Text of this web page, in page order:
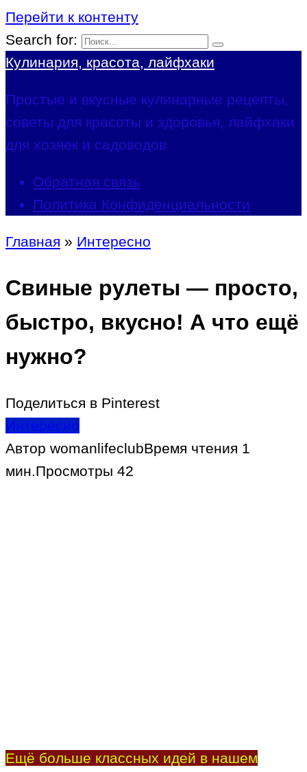
Перейти к контенту
Search for:
Кулинария, красота, лайфхаки
Простые и вкусные кулинарные рецепты,
советы для красоты и здоровья, лайфхаки
для хозяек и садоводов
Обратная связь
Политика Конфиденциальности
Главная » Интересно
Свиные рулеты — просто,
быстро, вкусно! А что ещё
нужно?
Поделиться в Pinterest
Интересно
Автор womanlifeclubВремя чтения 1
мин.Просмотры 42
Ещё больше классных идей в нашем